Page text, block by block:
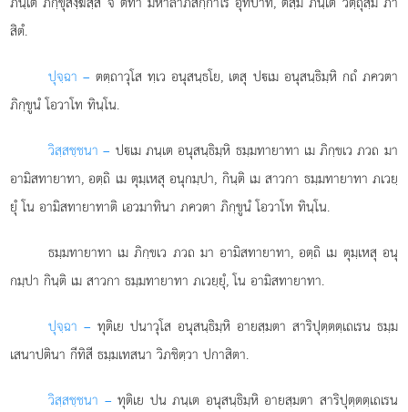
สิตํ.
ปุจฺฉา – ตตฺถาวุโสทฺเว อนุสนฺธโย, เตสุ ปเม อนุสนฺธิมฺหิ กถํ ภควตา
ภิกฺขูนํ โอวาโท ทินฺโน.
วิสฺสชฺชนา – ปเม ภนฺเต อนุสนฺธิมฺหิ ธมฺมทายาทา เม ภิกฺขเว ภวถ มา
อามิสทายาทา, อตฺถิ เม ตุมฺเหสุ อนุกมฺปา, กินฺติ เม สาวกา ธมฺมทายาทา ภเวยฺ
ยุํ โน อามิสทายาทาติ เอวมาทินา ภควตา ภิกฺขูนํ โอวาโท ทินฺโน.
ธมฺมทายาทา เม ภิกฺขเว ภวถ มา อามิสทายาทา, อตฺถิ เม ตุมฺเหสุ อนุ
กมฺปา กินฺติ เม สาวกา ธมฺมทายาทา ภเวยฺยุํ, โน อามิสทายาทา.
ปุจฺฉา – ทุติเย ปนาวุโส อนุสนฺธิมฺหิ อายสฺมตา สาริปุตฺตตฺเถเรน ธมฺม
เสนาปตินา กีทิสี ธมฺมเทสนา วิภชิตฺวา ปกาสิตา.
วิสฺสชฺชนา – ทุติเย ปน ภนฺเต อนุสนฺธิมฺหิ อายสฺมตา สาริปุตฺตตฺเถเรน